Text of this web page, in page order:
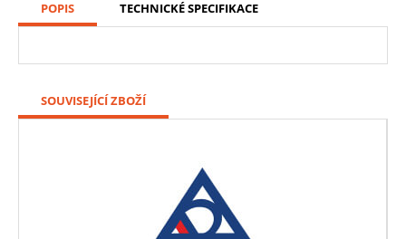
POPIS TECHNICKÉ SPECIFIKACE
SOUVISEJÍCÍ ZBOŽÍ